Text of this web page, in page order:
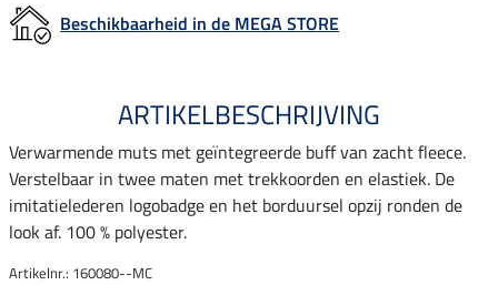
Beschikbaarheid in de MEGA STORE
ARTIKELBESCHRIJVING
Verwarmende muts met geïntegreerde buff van zacht fleece.
Verstelbaar in twee maten met trekkoorden en elastiek. De
imitatielederen logobadge en het borduursel opzij ronden de
look af. 100 % polyester.
Artikelnr.: 160080--MC